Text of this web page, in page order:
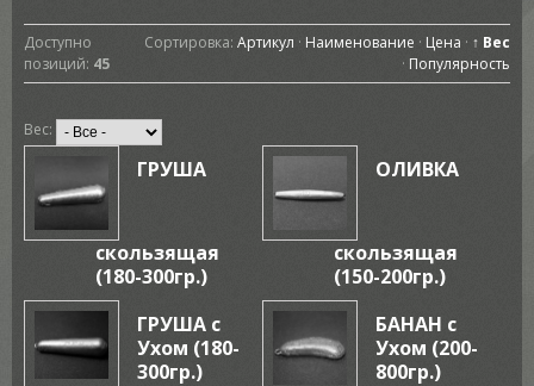
Доступно
позиций: 45
Сортировка: Артикул · Наименование · Цена · ↑ Вес
· Популярность
Вес:
ГРУША
скользящая
(180-300гр.)
ОЛИВКА
скользящая
(150-200гр.)
ГРУША с
Ухом (180-
300гр.)
БАНАН с
Ухом (200-
800гр.)